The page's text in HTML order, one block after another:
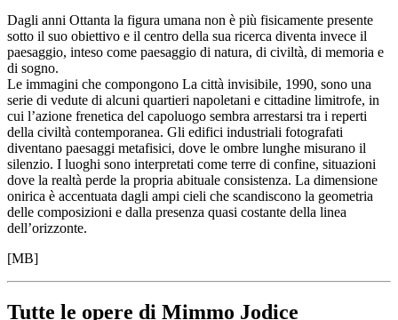
Visite
guidate
Progetto
School
Progetti
Speciali
EN
Ricerca
Storia
Sedi
Tutte
le
sedi
Manica
Villa
Dagli anni Ottanta la figura umana non è più fisicamente presente
sotto il suo obiettivo e il centro della sua ricerca diventa invece il
paesaggio, inteso come paesaggio di natura, di civiltà, di memoria e
di sogno.
Le immagini che compongono La città invisibile, 1990, sono una
serie di vedute di alcuni quartieri napoletani e cittadine limitrofe, in
cui l’azione frenetica del capoluogo sembra arrestarsi tra i reperti
della civiltà contemporanea. Gli edifici industriali fotografati
diventano paesaggi metafisici, dove le ombre lunghe misurano il
silenzio. I luoghi sono interpretati come terre di confine, situazioni
dove la realtà perde la propria abituale consistenza. La dimensione
onirica è accentuata dagli ampi cieli che scandiscono la geometria
delle composizioni e dalla presenza quasi costante della linea
dell’orizzonte.
[MB]
Tutte le opere di Mimmo Jodice